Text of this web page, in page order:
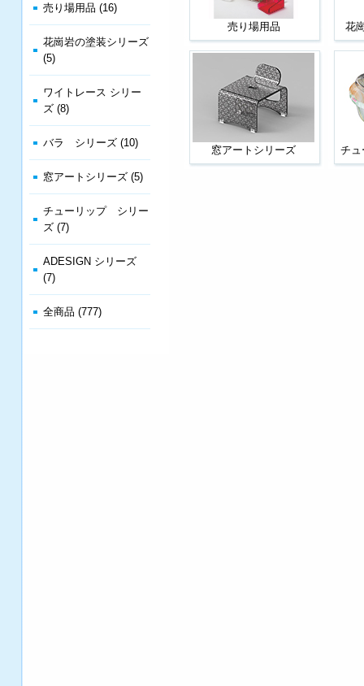
売り場用品 (16)
花崗岩の塗装シリーズ
(5)
ワイトレース シリー
ズ (8)
バラ シリーズ (10)
窓アートシリーズ (5)
チューリップ シリー
ズ (7)
ADESIGN シリーズ
(7)
全商品 (777)
売り場用品 花
窓アートシリーズ チ